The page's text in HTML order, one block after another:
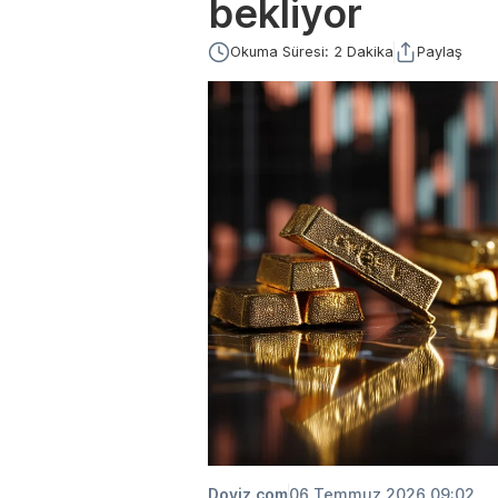
bekliyor
Okuma Süresi: 2 Dakika Paylaş
Doviz.com06 Temmuz 2026 09:02